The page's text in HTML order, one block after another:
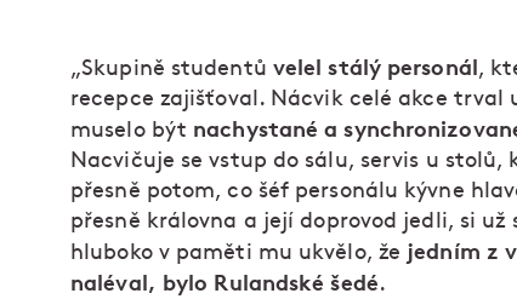
„Skupině studentů velel stálý personál,
recepce zajišťoval. Nácvik celé akce trval
muselo být nachystané a
Nacvičuje se vstup do sálu, servis u
přesně potom, co šéf personálu kývne
přesně královna a její doprovod jedli, si už
hluboko v paměti mu ukvělo, že jedním z
naléval, bylo Rulandské šedé.